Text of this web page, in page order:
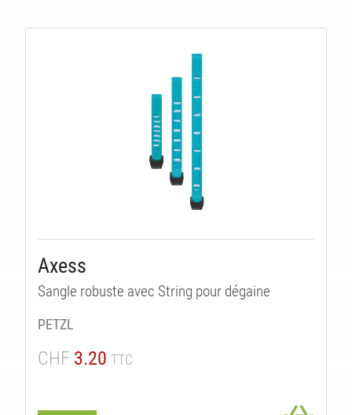
Axess
Sangle robuste avec String pour dégaine
PETZL
CHF 3.20 TTC